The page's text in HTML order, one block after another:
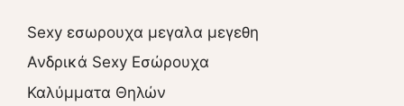
Sexy εσωρουχα μεγαλα μεγεθη
Ανδρικά Sexy Εσώρουχα
Καλύμματα Θηλών